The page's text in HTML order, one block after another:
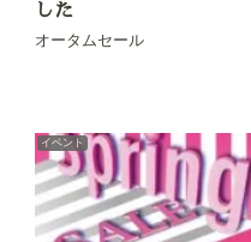
した
オータムセール
イベント